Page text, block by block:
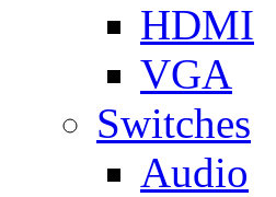
HDMI
VGA
Switches
Audio